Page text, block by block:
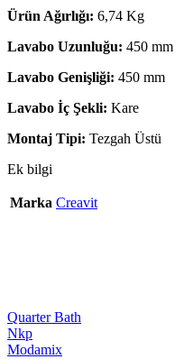
Ürün Ağırlığı: 6,74 Kg
Lavabo Uzunluğu: 450 mm
Lavabo Genişliği: 450 mm
Lavabo İç Şekli: Kare
Montaj Tipi: Tezgah Üstü
Ek bilgi
Marka Creavit
Quarter Bath
Nkp
Modamix